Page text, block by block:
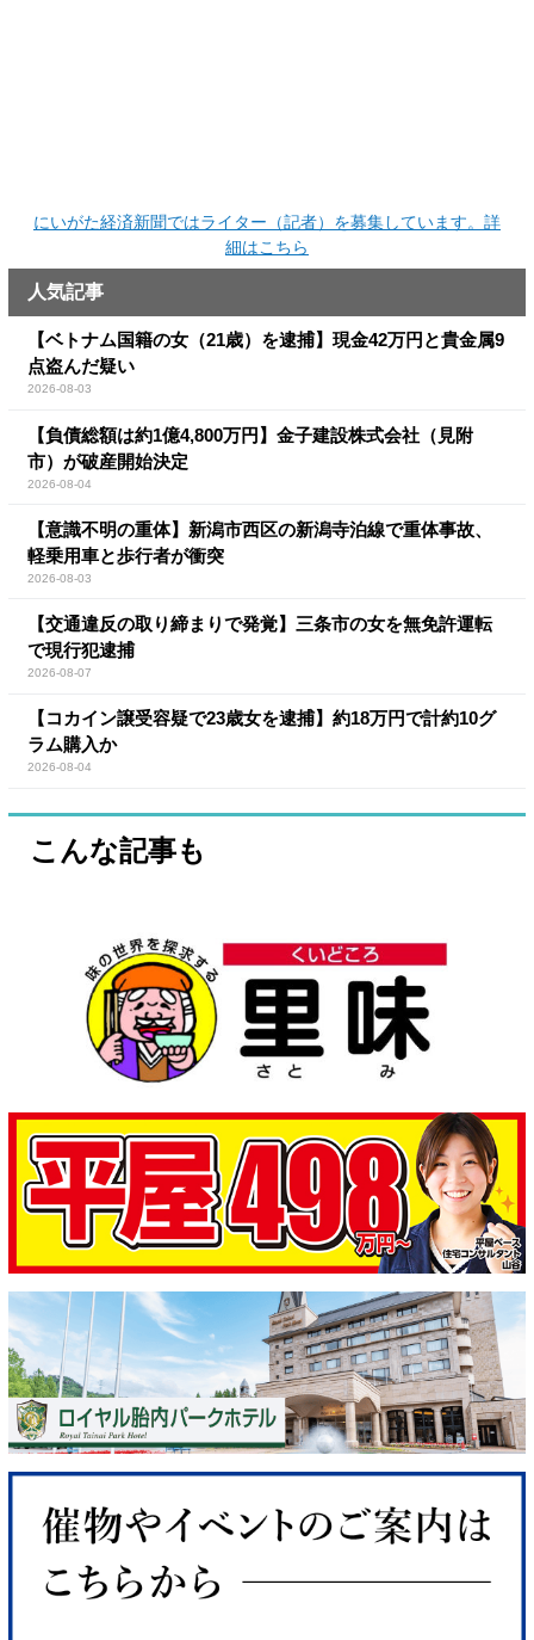
にいがた経済新聞ではライター（記者）を募集しています。詳
細はこちら
人気記事
【ベトナム国籍の女（21歳）を逮捕】現金42万円と貴金属9
点盗んだ疑い
2026-08-03
【負債総額は約1億4,800万円】金子建設株式会社（見附
市）が破産開始決定
2026-08-04
【意識不明の重体】新潟市西区の新潟寺泊線で重体事故、
軽乗用車と歩行者が衝突
2026-08-03
【交通違反の取り締まりで発覚】三条市の女を無免許運転
で現行犯逮捕
2026-08-07
【コカイン譲受容疑で23歳女を逮捕】約18万円で計約10グ
ラム購入か
2026-08-04
こんな記事も